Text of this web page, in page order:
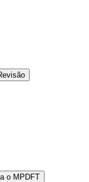
o MPDFT